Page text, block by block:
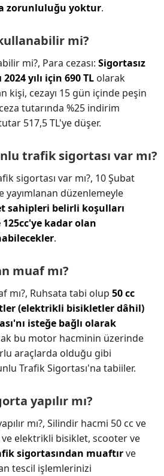
zorunluluğu yoktur.
mi?
mi?, Para cezası: Sigortasız
yılı için 690 TL olarak
kişi, cezayı 15 gün içinde peşin
tutarında %25 indirim
517,5 TL'ye düşer.
trafik sigortası var mı?
sigortası var mı?, 10 Şubat
yayımlanan düzenlemeyle
sahipleri belirli koşulları
kadar olan
.
muaf mı?
mı?, Ruhsata tabi olup 50 cc
(elektrikli bisikletler dâhil)
isteğe bağlı olarak
bu motor hacminin üzerinde
araçlarda olduğu gibi
Trafik Sigortası'na tabiiler.
yapılır mı?
mı?, Silindir hacmi 50 cc ve
elektrikli bisiklet, scooter ve
sigortasından muaftırve
tescil işlemlerinizi